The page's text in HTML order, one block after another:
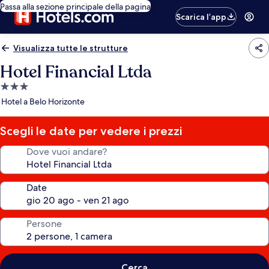
Passa alla sezione principale della pagina
Scarica l’app
Visualizza tutte le strutture
Hotel Financial Ltda
Struttura
a
stelle
Hotel a Belo Horizonte
Scegli le date per vedere i prezzi
Dove vuoi andare?
Date
Persone